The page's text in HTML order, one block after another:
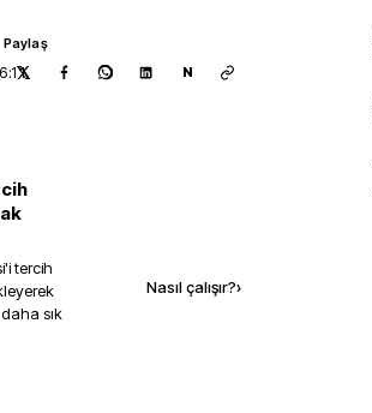
Paylaş
N
'i tercih
sık
Nasıl çalışır?›